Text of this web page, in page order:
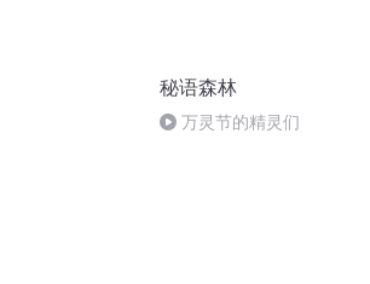
秘语森林
万灵节的精灵们